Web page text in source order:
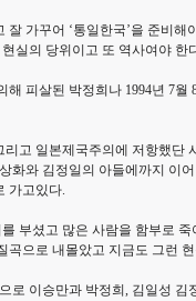
가꾸어 ‘통일한국’을 준비
실의 당위이고 또 역사여야 한
해 피살된 박정희나 1994년 7
고 일본제국주의에 저항했
화와 김정일의 아들에까지 이
가고있다.
부셨고 많은 사람을 함부로
곡으로 내몰았고 지금도 그런
로 이승만과 박정희, 김일성